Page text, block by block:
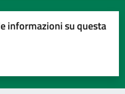
informazioni su questa
su 5
su 5